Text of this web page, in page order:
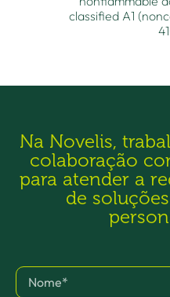
classified A1
Na Novelis,
colaboração
para atender a
de